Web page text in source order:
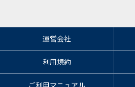
運営会社
利用規約